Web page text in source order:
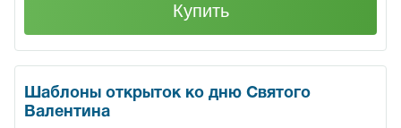
Купить
Шаблоны открыток ко дню Святого
Валентина